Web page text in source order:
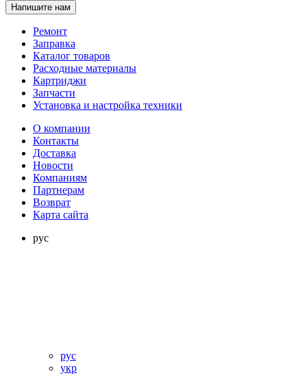
Напишите нам
Ремонт
Заправка
Каталог товаров
Расходные материалы
Картриджи
Запчасти
Установка и настройка техники
О компании
Контакты
Доставка
Новости
Компаниям
Партнерам
Возврат
Карта сайта
рус
рус
укр